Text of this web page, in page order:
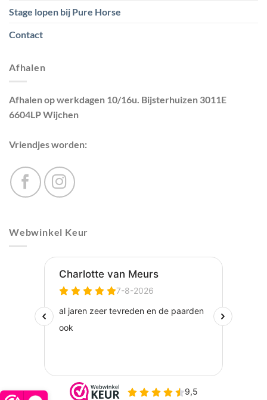
Stage lopen bij Pure Horse
Contact
Afhalen
Afhalen op werkdagen 10/16u. Bijsterhuizen 3011E
6604LP Wijchen
Vriendjes worden:
Webwinkel Keur